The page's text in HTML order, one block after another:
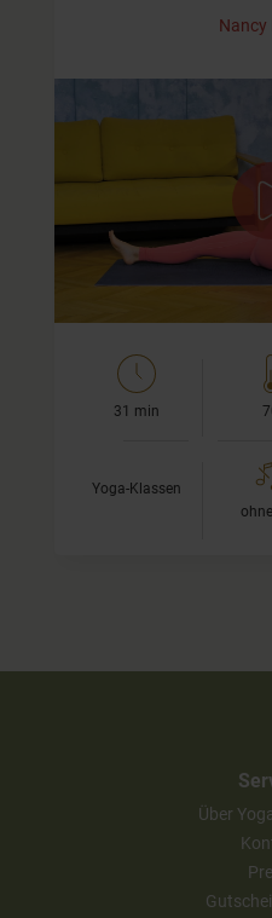
Nancy
Praxis für
Diese Einheit ist passend
den Tag oder Abend
aktivieren Deine Arm-
31 min
Yoga-Klassen
Über